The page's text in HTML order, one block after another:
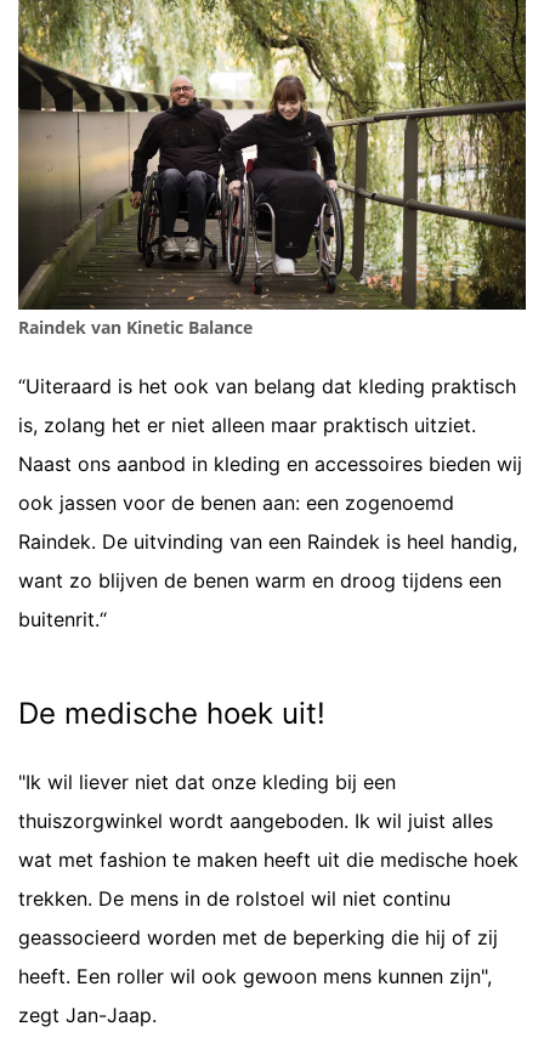
Raindek van Kinetic Balance
“Uiteraard is het ook van belang dat kleding praktisch
is, zolang het er niet alleen maar praktisch uitziet.
Naast ons aanbod in kleding en accessoires bieden wij
ook jassen voor de benen aan: een zogenoemd
Raindek. De uitvinding van een Raindek is heel handig,
want zo blijven de benen warm en droog tijdens een
buitenrit.“
De medische hoek uit!
"Ik wil liever niet dat onze kleding bij een
thuiszorgwinkel wordt aangeboden. Ik wil juist alles
wat met fashion te maken heeft uit die medische hoek
trekken. De mens in de rolstoel wil niet continu
geassocieerd worden met de beperking die hij of zij
heeft. Een roller wil ook gewoon mens kunnen zijn",
zegt Jan-Jaap.